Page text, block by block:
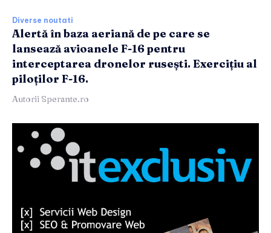
Diverse noutati
Alertă în baza aeriană de pe care se
lansează avioanele F-16 pentru
interceptarea dronelor rusești. Exercițiu al
piloților F-16.
Autorii Sperante.ro